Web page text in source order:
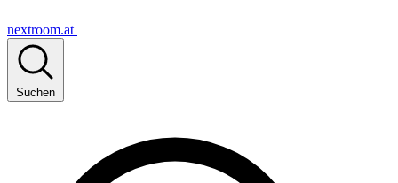
nextroom.at
Suchen